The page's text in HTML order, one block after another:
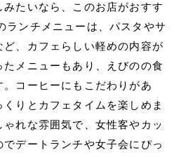
たいなら、このお店がおすす
ンチメニューは、パスタやサ
、カフェらしい軽めの内容が
メニューもあり、えびのの食
コーヒーにもこだわりがあ
りとカフェタイムを楽しめま
れな雰囲気で、女性客やカッ
デートランチや女子会にぴっ